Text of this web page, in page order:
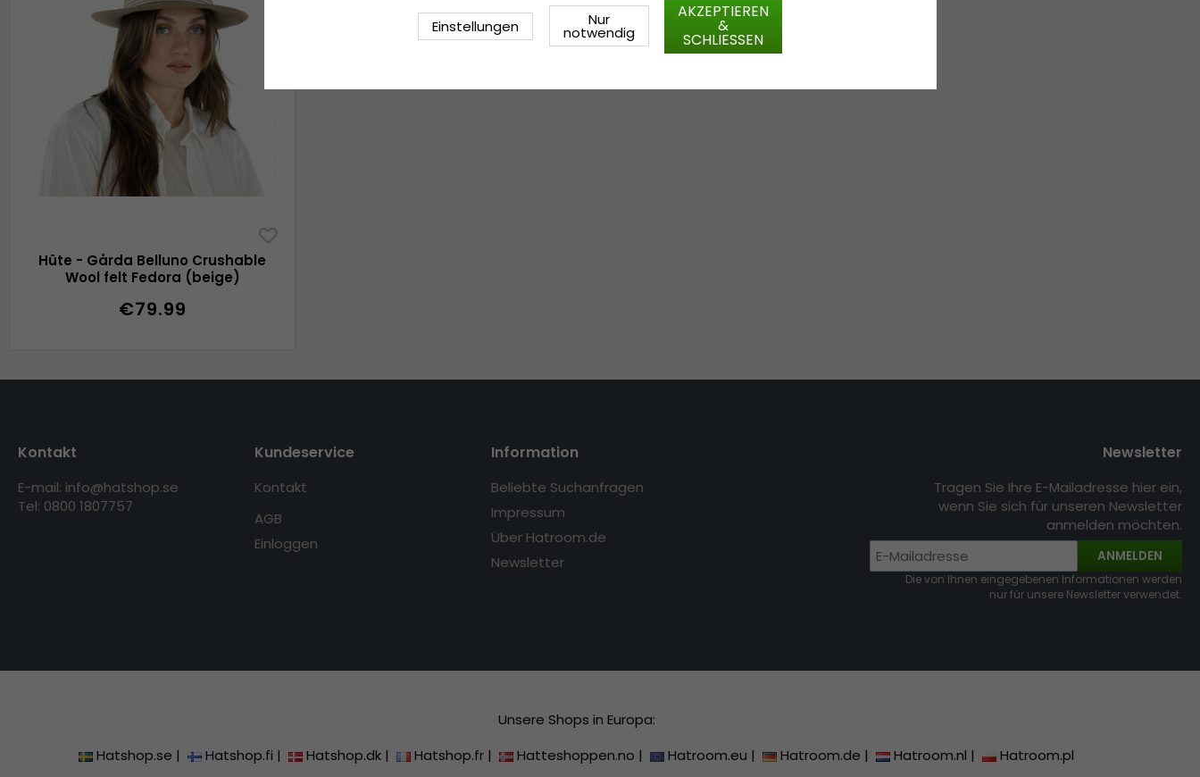
Hüte - Gårda Belluno Crushable
Wool felt Fedora (beige)
€79.99
Kontakt
E-mail: info@hatshop.se
Tel: 0800 1807757
Kundeservice
Kontakt
AGB
Einloggen
Information
Beliebte Suchanfragen
Impressum
Über Hatroom.de
Newsletter
Newsletter
Tragen Sie Ihre E-Mailadresse hier ein,
wenn Sie sich für unseren Newsletter
anmelden möchten.
ANMELDEN
Die von Ihnen eingegebenen Informationen werden
nur für unsere Newsletter verwendet.
Unsere Shops in Europa:
Hatshop.se | Hatshop.fi | Hatshop.dk | Hatshop.fr | Hatteshoppen.no | Hatroom.eu | Hatroom.de | Hatroom.nl | Hatroom.pl
Einstellungen Nur
notwendig
AKZEPTIEREN
&
SCHLIESSEN